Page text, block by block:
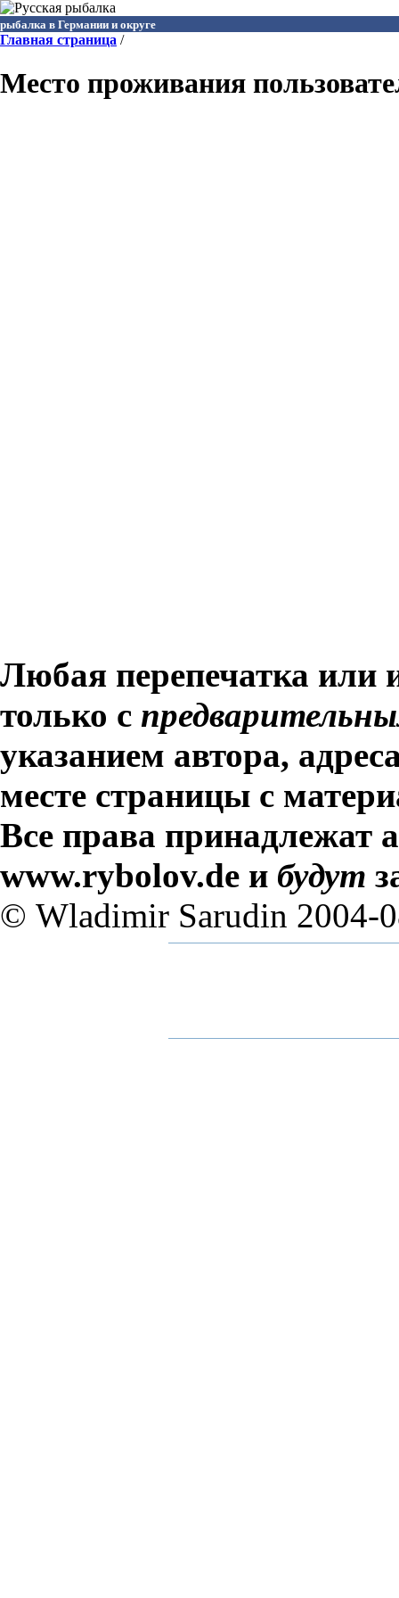
рыбалка в Германии и округе
Главная страница /
Место проживания
Любая перепечатка или
только с
указанием автора,
месте страницы с
Все права принадлежат
www.rybolov.de и будут
© Wladimir Sarudin 2004-